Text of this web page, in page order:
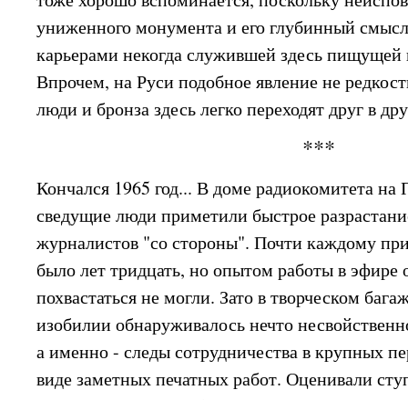
униженного монумента и его глубинный
карьерами некогда служившей здесь
Впрочем, на Руси подобное явление не
люди и бронза здесь легко переходят друг в
***
Кончался 1965 год... В доме радиокомитета на
сведущие люди приметили быстрое
журналистов "со стороны". Почти каждому
было лет тридцать, но опытом работы в эфире
похвастаться не могли. Зато в творческом
изобилии обнаруживалось нечто
а именно - следы сотрудничества в крупных
виде заметных печатных работ. Оценивали